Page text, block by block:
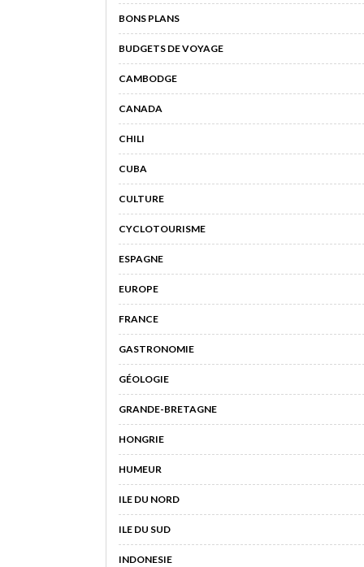
BONS PLANS
BUDGETS DE VOYAGE
CAMBODGE
CANADA
CHILI
CUBA
CULTURE
CYCLOTOURISME
ESPAGNE
EUROPE
FRANCE
GASTRONOMIE
GÉOLOGIE
GRANDE-BRETAGNE
HONGRIE
HUMEUR
ILE DU NORD
ILE DU SUD
INDONESIE